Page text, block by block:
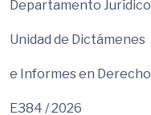
Departamento Jurídico
Unidad de Dictámenes
e Informes en Derecho
E384 / 2026